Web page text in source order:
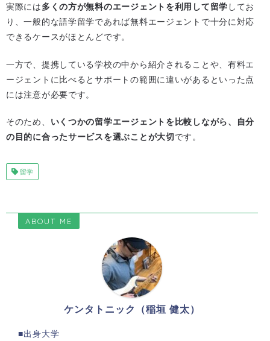
実際には多くの方が無料のエージェントを利用して留学 してお
り、一般的な語学留学であれば無料エージェントで十分に対応
できるケースがほとんどです。
一方で、提携している学校の中から紹介されることや、有料エ
ージェントに比べるとサポートの範囲に違いがあるといった点
には注意が必要です。
そのため、 いくつかの留学エージェントを比較しながら、自分
の目的に合ったサービスを選ぶことが大切です。
留学
ABOUT ME
ケンタトニック（稲垣 健太）
■出身大学